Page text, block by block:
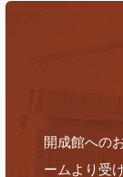
開成館への
ームより受